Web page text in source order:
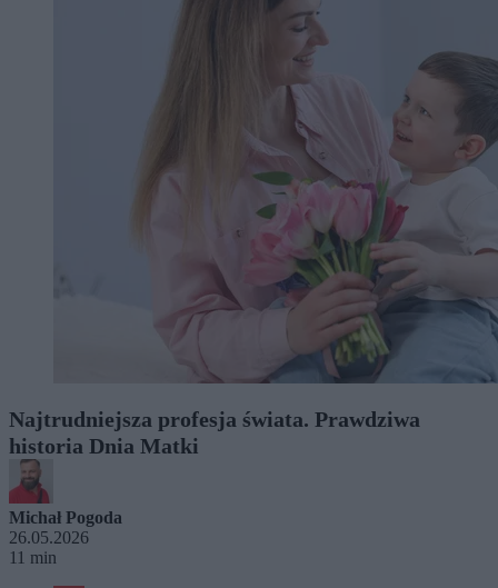
Najtrudniejsza profesja świata. Prawdziwa
historia Dnia Matki
Michał Pogoda
26.05.2026
11 min